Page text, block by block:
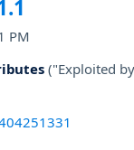
PM
("Exploited